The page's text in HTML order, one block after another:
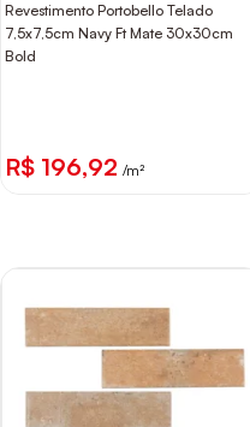
Revestimento Portobello Telado
7,5x7,5cm Navy Ft Mate 30x30cm
Bold
R$ 196,92 /m²